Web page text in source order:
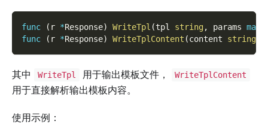
func ( r *Response) WriteTpl (tpl string, params map
func
( r *Response) WriteTplContent (content string
其中 WriteTpl 用于输出模板文件， WriteTplContent
用于直接解析输出模板内容。
使用示例：